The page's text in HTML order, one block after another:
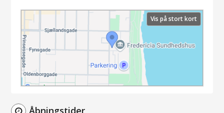
Vis på stort kort
Åbningstider